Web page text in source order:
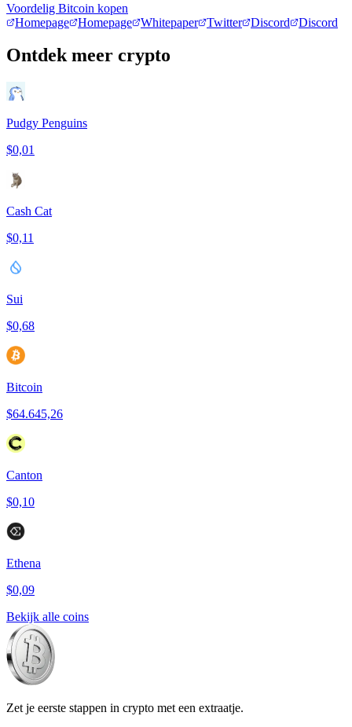
Voordelig Bitcoin kopen
Homepage
Homepage Whitepaper Twitter Discord Discord
Ontdek meer crypto
Pudgy Penguins
$0,01
Cash Cat
$0,11
Sui
$0,68
Bitcoin
$64.645,26
Canton
$0,10
Ethena
$0,09
Bekijk alle coins
Zet je eerste stappen in crypto met een extraatje.